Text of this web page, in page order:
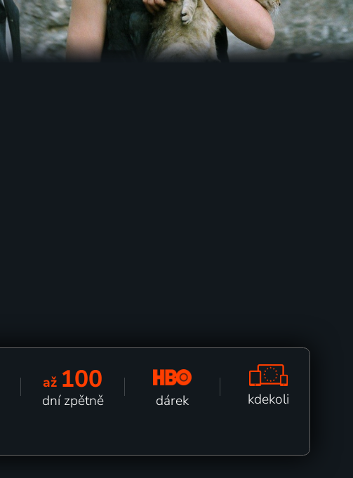
až 100
dní zpětně dárek kdekoli